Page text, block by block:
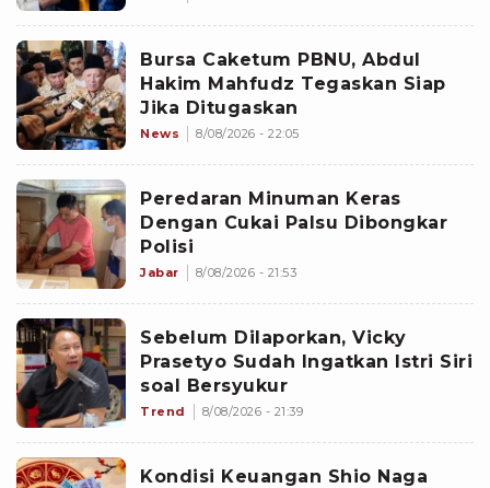
Bursa Caketum PBNU, Abdul
Hakim Mahfudz Tegaskan Siap
Jika Ditugaskan
News 8/08/2026 - 22:05
Peredaran Minuman Keras
Dengan Cukai Palsu Dibongkar
Polisi
Jabar 8/08/2026 - 21:53
Sebelum Dilaporkan, Vicky
Prasetyo Sudah Ingatkan Istri Siri
soal Bersyukur
Trend 8/08/2026 - 21:39
Kondisi Keuangan Shio Naga